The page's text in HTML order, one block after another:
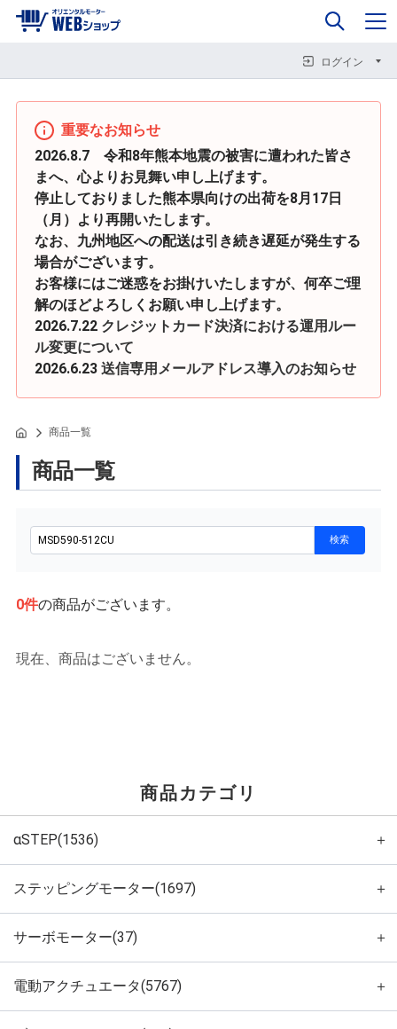
企業情報
ログイン
カート 0
重要なお知らせ
2026.8.7 令和8年熊本地震の被害に遭われた皆さ
まへ、心よりお見舞い申し上げます。
停止しておりました熊本県向けの出荷を8月17日
（月）より再開いたします。
なお、九州地区への配送は引き続き遅延が発生する
場合がございます。
お客様にはご迷惑をお掛けいたしますが、何卒ご理
解のほどよろしくお願い申し上げます。
2026.7.22 クレジットカード決済における運用ルー
ル変更について
2026.6.23 送信専用メールアドレス導入のお知らせ
商品一覧
商品一覧
0件の商品がございます。
現在、商品はございません。
商品カテゴリ
αSTEP(1536) ＋
ステッピングモーター(1697) ＋
サーボモーター(37) ＋
電動アクチュエータ(5767) ＋